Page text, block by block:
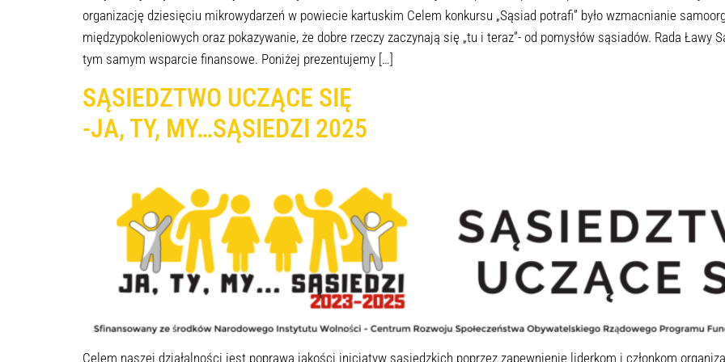
organizację dziesięciu mikrowydarzeń w powiecie kartuskim Celem konkursu „Sąsiad potrafi” było wzmacnianie
międzypokoleniowych oraz pokazywanie, że dobre rzeczy zaczynają się „tu i teraz”- od pomysłów sąsiadów. Rada Ławy
tym samym wsparcie finansowe. Poniżej prezentujemy […]
SĄSIEDZTWO UCZĄCE SIĘ
-JA, TY, MY…SĄSIEDZI 2025
Celem naszej działalności jest poprawa jakości inicjatyw sąsiedzkich poprzez zapewnienie liderkom i członkom